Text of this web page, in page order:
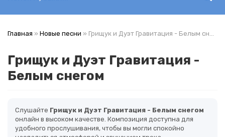
Главная » Новые песни » Грищук и Дуэт Гравитация - Белым снегом
Грищук и Дуэт Гравитация -
Белым снегом
Слушайте Грищук и Дуэт Гравитация - Белым снегом
онлайн в высоком качестве. Композиция доступна для
удобного прослушивания, чтобы вы могли спокойно